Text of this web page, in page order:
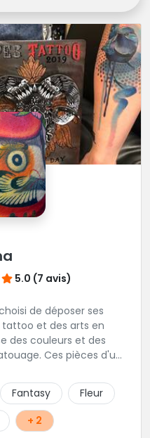
5.0 (7 avis)
de déposer ses
et des arts en
des couleurs et des
Ces pièces d'un
faire tatouer par cette
par téléphone:
Fantasy
Fleur
+ 2